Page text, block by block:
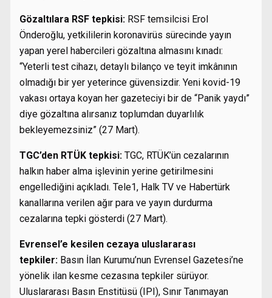
Gözaltılara RSF tepkisi: RSF temsilcisi Erol
Önderoğlu, yetkililerin koronavirüs sürecinde yayın
yapan yerel habercileri gözaltına almasını kınadı:
“Yeterli test cihazı, detaylı bilanço ve teyit imkânının
olmadığı bir yer yeterince güvensizdir. Yeni kovid-19
vakası ortaya koyan her gazeteciyi bir de “Panik yaydı”
diye gözaltına alırsanız toplumdan duyarlılık
bekleyemezsiniz” (27 Mart).
TGC’den RTÜK tepkisi: TGC, RTÜK’ün cezalarının
halkın haber alma işlevinin yerine getirilmesini
engellediğini açıkladı. Tele1, Halk TV ve Habertürk
kanallarına verilen ağır para ve yayın durdurma
cezalarına tepki gösterdi (27 Mart).
Evrensel’e kesilen cezaya uluslararası
tepkiler: Basın İlan Kurumu’nun Evrensel Gazetesi’ne
yönelik ilan kesme cezasına tepkiler sürüyor.
Uluslararası Basın Enstitüsü (IPI), Sınır Tanımayan